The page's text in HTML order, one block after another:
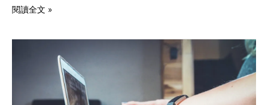
閱讀全文 »